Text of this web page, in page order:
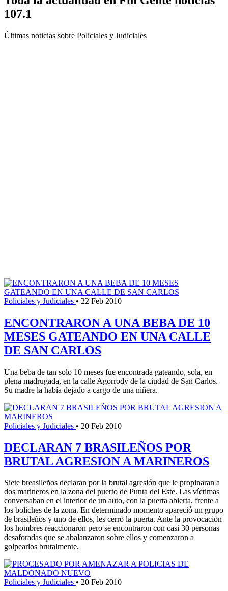
107.1
Últimas noticias sobre Policiales y Judiciales
Policiales y Judiciales • 22 Feb 2010
ENCONTRARON A UNA BEBA DE 10
MESES GATEANDO EN UNA CALLE
DE SAN CARLOS
Una beba de tan solo 10 meses fue encontrada gateando, sola, en
plena madrugada, en la calle Agorrody de la ciudad de San Carlos.
Su madre la había dejado a cargo de una niñera.
Policiales y Judiciales • 20 Feb 2010
DECLARAN 7 BRASILEÑOS POR
BRUTAL AGRESION A MARINEROS
Siete breasileños declaran por la brutal agresión que le propinaran a
dos marineros en la zona del puerto de Punta del Este. Las víctimas
conversaban en el interior de un auto, con la puerta abierta, frente a
los boliches de la zona. En determinado momento apareció un grupo
de brasileños y uno de ellos, les cerró la puerta. Ante la provocación
los hombres reaccionaron pero se encontraron con casi 30 personas
desaforadas que se abalanzaron sobre ellos y comenzaron a
golpearlos brutalmente.
Policiales y Judiciales • 20 Feb 2010